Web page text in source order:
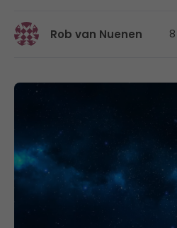
Rob van Nuenen